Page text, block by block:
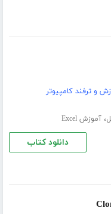
و ترفند کامپیوتر
،آموزش Excel
دانلود کتاب